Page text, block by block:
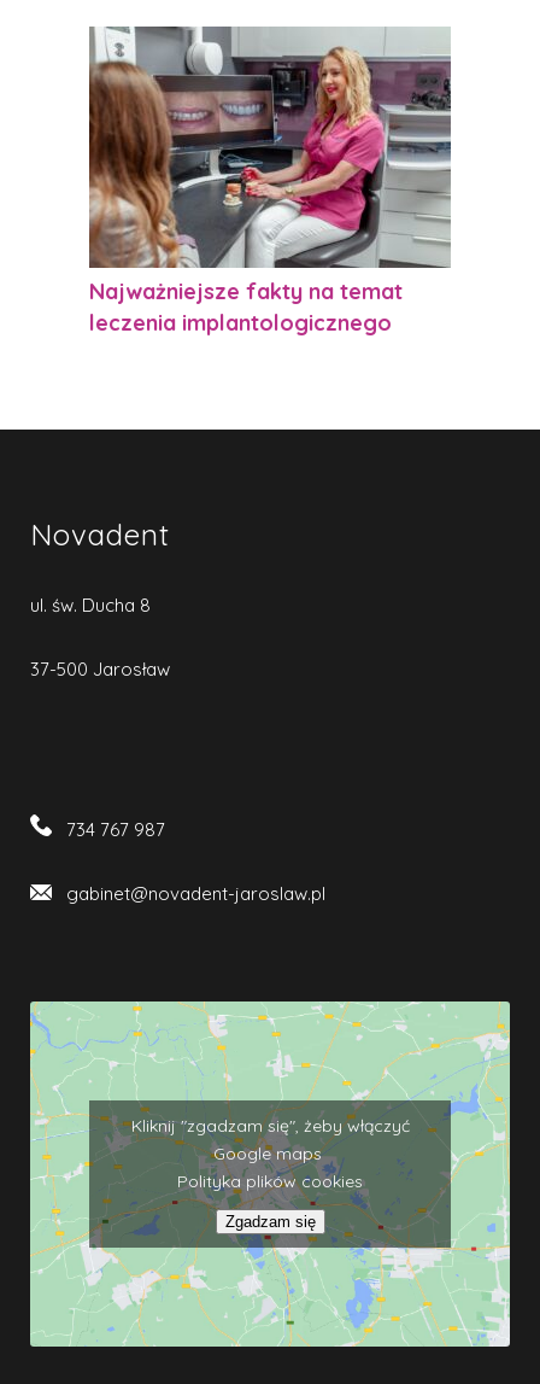
Najważniejsze fakty na temat
leczenia implantologicznego
Novadent
ul. św. Ducha 8
37-500 Jarosław
734 767 987
gabinet@novadent-jaroslaw.pl
Kliknij "zgadzam się", żeby włączyć
Google maps
Polityka plików cookies
Zgadzam się